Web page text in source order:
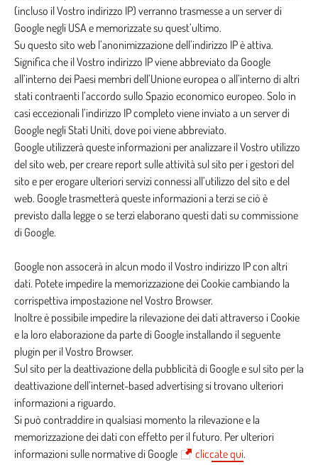
(incluso il Vostro indirizzo IP) verranno trasmesse a un server di
Google negli USA e memorizzate su quest’ultimo.
Su questo sito web l’anonimizzazione dell’indirizzo IP è attiva.
Significa che il Vostro indirizzo IP viene abbreviato da Google
all’interno dei Paesi membri dell’Unione europea o all’interno di altri
stati contraenti l’accordo sullo Spazio economico europeo. Solo in
casi eccezionali l’indirizzo IP completo viene inviato a un server di
Google negli Stati Uniti, dove poi viene abbreviato.
Google utilizzerà queste informazioni per analizzare il Vostro utilizzo
del sito web, per creare report sulle attività sul sito per i gestori del
sito e per erogare ulteriori servizi connessi all’utilizzo del sito e del
web. Google trasmetterà queste informazioni a terzi se ciò è
previsto dalla legge o se terzi elaborano questi dati su commissione
di Google.
Google non assocerà in alcun modo il Vostro indirizzo IP con altri
dati. Potete impedire la memorizzazione dei Cookie cambiando la
corrispettiva impostazione nel Vostro Browser.
Inoltre è possibile impedire la rilevazione dei dati attraverso i Cookie
e la loro elaborazione da parte di Google installando il seguente
plugin per il Vostro Browser.
Sul sito per la deattivazione della pubblicità di Google e sul sito per la
deattivazione dell’internet-based advertising si trovano ulteriori
informazioni a riguardo.
Si può contraddire in qualsiasi momento la rilevazione e la
memorizzazione dei dati con effetto per il futuro. Per ulteriori
informazioni sulle normative di Google
cliccate qui.